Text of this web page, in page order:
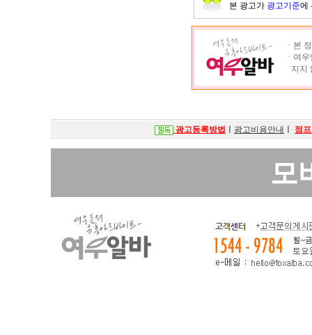
본 광고가 광고기준에
ㆍ본
ㆍ여
지지
광고등록방법 광고비용안내 점
모